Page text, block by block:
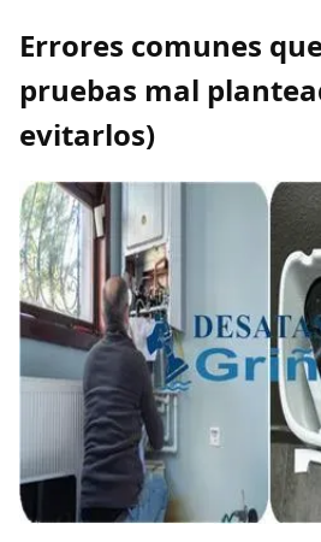
Errores comunes
pruebas mal
evitarlos)